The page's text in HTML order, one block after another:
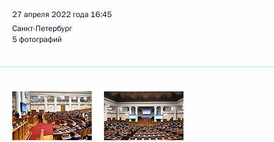
27 апреля 2022 года 16:45
Санкт-Петербург
5 фотографий